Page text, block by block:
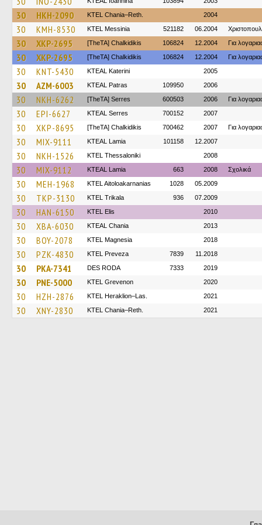
30 HKH-2090 KTEL Chania–Reth. 2004
30 KMH-8530 KTEL Messinia 521182 06.2004
30 XKP-2695 [TheTA] Chalkidikis 106824 12.2004 Για
30 XKP-2695 [TheTA] Chalkidikis 106824 12.2004 Για
30 KNT-5430 KTEAL Katerini 2005
30 AZM-6003 KTEAL Patras 109950 2006
30 NKH-6262 [TheTA] Serres 600503 2006 Για
30 EPI-6627 KTEAL Serres 700152 2007
30 XKP-8695 [TheTA] Chalkidikis 700462 2007 Για
30 MIX-9111 KTEAL Lamia 101158 12.2007
30 NKH-1526 KTEL Thessaloniki 2008
30 MIX-9112 KTEAL Lamia 663 2008 Σχολικά
30 MEH-1968 KTEL Aitoloakarnanias 1028 05.2009
30 TKP-3130 ΚΤΕL Τrikala 936 07.2009
30 HAN-6150 KTEL Elis 2010
30 XBA-6030 KTEAL Chania 2013
30 BOY-2078 ΚΤΕL Magnesia 2018
30 PZK-4830 KTEL Preveza 7839 11.2018
30 PKA-7341 DES RODA 7333 2019
30 PNE-5000 ΚΤΕL Grevenon 2020
30 HZH-2876 KTEL Heraklion–Las. 2021
30 XNY-2830 KTEL Chania–Reth. 2021